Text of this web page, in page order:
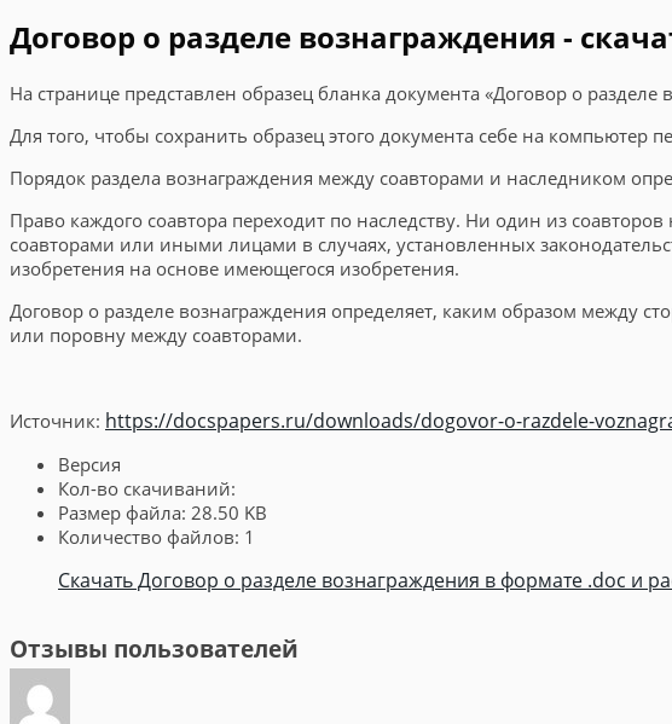
Договор о разделе вознаграждения -
На странице представлен образец бланка документа «Договор о
Для того, чтобы сохранить образец этого документа себе на компьютер
Порядок раздела вознаграждения между соавторами и наследником
Право каждого соавтора переходит по наследству. Ни один из
соавторами или иными лицами в случаях, установленных
изобретения на основе имеющегося изобретения.
Договор о разделе вознаграждения определяет, каким образом между
или поровну между соавторами.
Источник: https://docspapers.ru/downloads/dogovor-o-razdele-
Версия
Кол-во скачиваний:
Размер файла: 28.50 KB
Количество файлов: 1
Скачать Договор о разделе вознаграждения в формате .doc и
Отзывы пользователей